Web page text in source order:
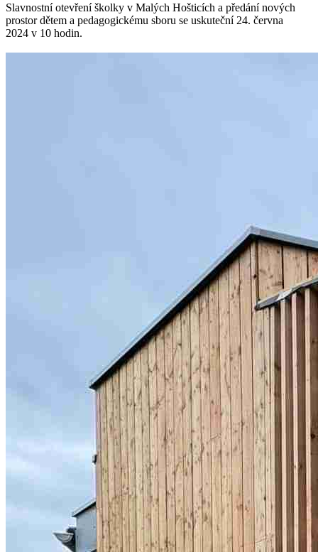
Slavnostní otevření školky v Malých Hošticích a předání nových
prostor dětem a pedagogickému sboru se uskuteční 24. června
2024 v 10 hodin.